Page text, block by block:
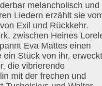
melancholisch und
Liedern erzählt sie
Exil und Rückkehr.
zwischen Heines
Eva Mattes einen
Stück von ihr, erweckt
die vibrierende
mit der frechen und